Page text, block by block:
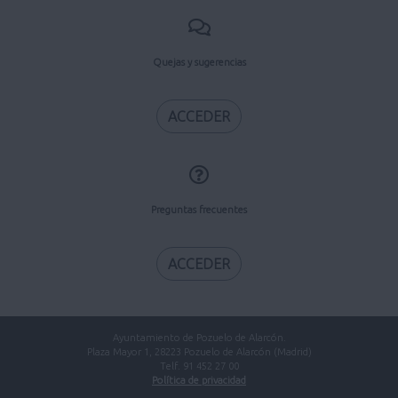
Quejas y sugerencias
ACCEDER
Preguntas frecuentes
ACCEDER
Ayuntamiento de Pozuelo de Alarcón.
Plaza Mayor 1, 28223 Pozuelo de Alarcón (Madrid)
Telf. 91 452 27 00
Política de privacidad